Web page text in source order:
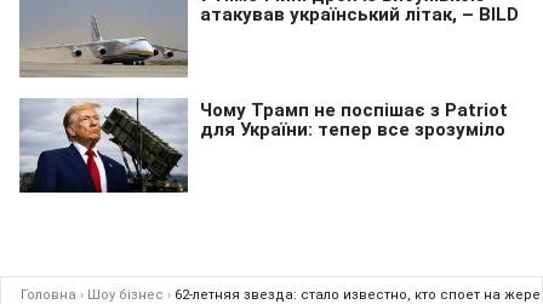
Головна › Шоу бізнес › 62-летняя звезда: стало известно, кто споет на